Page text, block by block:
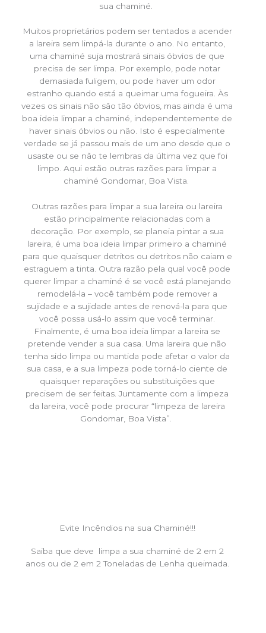
sua chaminé.
Muitos proprietários podem ser tentados a acender
a lareira sem limpá-la durante o ano. No entanto,
uma chaminé suja mostrará sinais óbvios de que
precisa de ser limpa. Por exemplo, pode notar
demasiada fuligem, ou pode haver um odor
estranho quando está a queimar uma fogueira. Às
vezes os sinais não são tão óbvios, mas ainda é uma
boa ideia limpar a chaminé, independentemente de
haver sinais óbvios ou não. Isto é especialmente
verdade se já passou mais de um ano desde que o
usaste ou se não te lembras da última vez que foi
limpo. Aqui estão outras razões para limpar a
chaminé Gondomar, Boa Vista.
Outras razões para limpar a sua lareira ou lareira
estão principalmente relacionadas com a
decoração. Por exemplo, se planeia pintar a sua
lareira, é uma boa ideia limpar primeiro a chaminé
para que quaisquer detritos ou detritos não caiam e
estraguem a tinta. Outra razão pela qual você pode
querer limpar a chaminé é se você está planejando
remodelá-la – você também pode remover a
sujidade e a sujidade antes de renová-la para que
você possa usá-lo assim que você terminar.
Finalmente, é uma boa ideia limpar a lareira se
pretende vender a sua casa. Uma lareira que não
tenha sido limpa ou mantida pode afetar o valor da
sua casa, e a sua limpeza pode torná-lo ciente de
quaisquer reparações ou substituições que
precisem de ser feitas. Juntamente com a limpeza
da lareira, você pode procurar “limpeza de lareira
Gondomar, Boa Vista”.
Evite Incêndios na sua Chaminé!!!
Saiba que deve limpa a sua chaminé de 2 em 2
anos ou de 2 em 2 Toneladas de Lenha queimada.